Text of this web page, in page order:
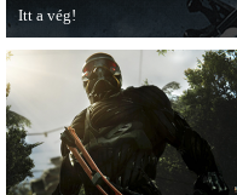
Itt a vég!
Hamarosan minden infó